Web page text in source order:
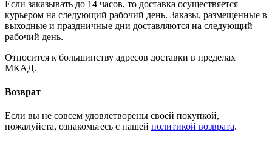
Если заказывать до 14 часов, то доставка осуществяется
курьером на следующий рабочий день. Заказы, размещенные в
выходные и праздничные дни доставляются на следующий
рабочий день.
Относится к большинству адресов доставки в пределах
МКАД.
Возврат
Если вы не совсем удовлетворены своей покупкой,
пожалуйста, ознакомьтесь с нашей политикой возврата.